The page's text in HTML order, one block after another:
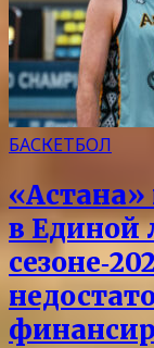
БАСКЕТБОЛ
в Единой